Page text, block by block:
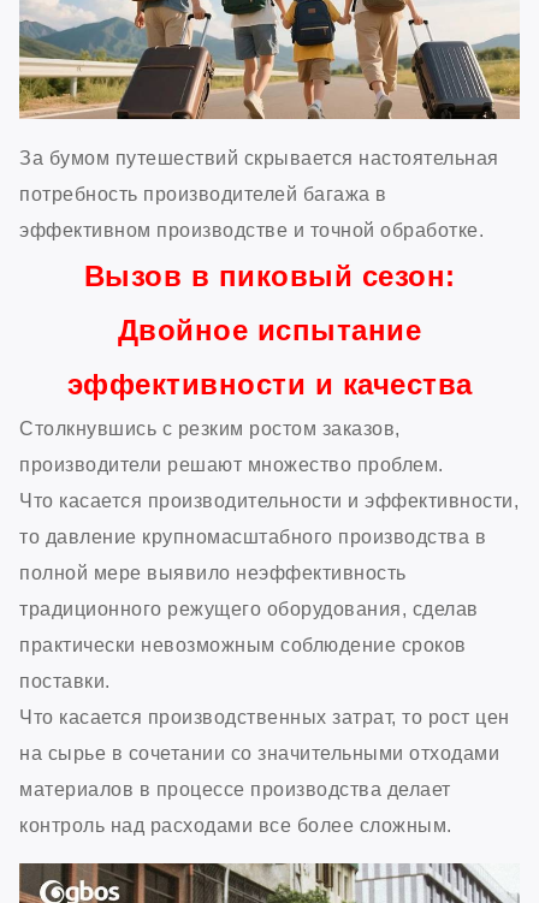
За бумом путешествий скрывается настоятельная
потребность производителей багажа в
эффективном производстве и точной обработке.
Вызов в пиковый сезон:
Двойное испытание
эффективности и качества
Столкнувшись с резким ростом заказов,
производители решают множество проблем.
Что касается производительности и эффективности,
то давление крупномасштабного производства в
полной мере выявило неэффективность
традиционного режущего оборудования, сделав
практически невозможным соблюдение сроков
поставки.
Что касается производственных затрат, то рост цен
на сырье в сочетании со значительными отходами
материалов в процессе производства делает
контроль над расходами все более сложным.